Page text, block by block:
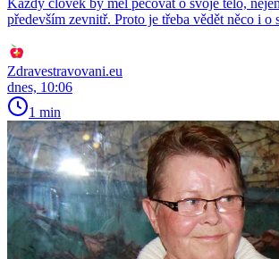
především zevnitř. Proto je třeba vědět něco i o
Zdravestravovani.eu
dnes, 10:06
1 min